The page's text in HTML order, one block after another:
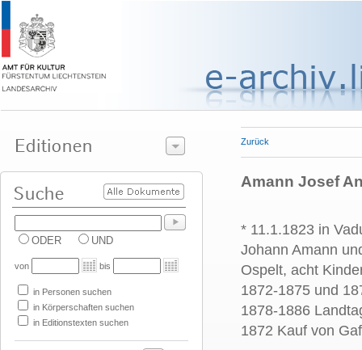
ODER UND
von bis
in Personen suchen
in Körperschaften suchen
in Editionstexten suchen
Zurück
Amann Josef
* 11.1.1823 in
Johann Amann
Ospelt, acht
1872-1875 und
1878-1886
1872 Kauf von